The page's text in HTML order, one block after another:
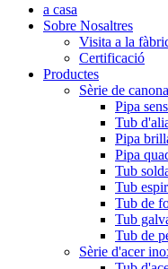
a casa
Sobre Nosaltres
Visita a la
Certificació
Productes
Sèrie de
Pipa
Tub
Pipa
Pipa
Tub
Tub
Tub de
Tub
Tub de
Sèrie d'acer